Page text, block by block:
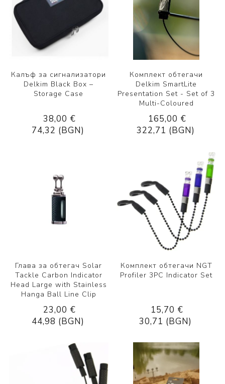
Калъф за сигнализатори
Delkim Black Box –
Storage Case
38,00 €
74,32 (BGN)
Комплект обтегачи
Delkim SmartLite
Presentation Set - Set of 3
Multi-Coloured
165,00 €
322,71 (BGN)
Глава за обтегач Solar
Tackle Carbon Indicator
Head Large with Stainless
Hanga Ball Line Clip
23,00 €
44,98 (BGN)
Комплект обтегачи NGT
Profiler 3PC Indicator Set
15,70 €
30,71 (BGN)